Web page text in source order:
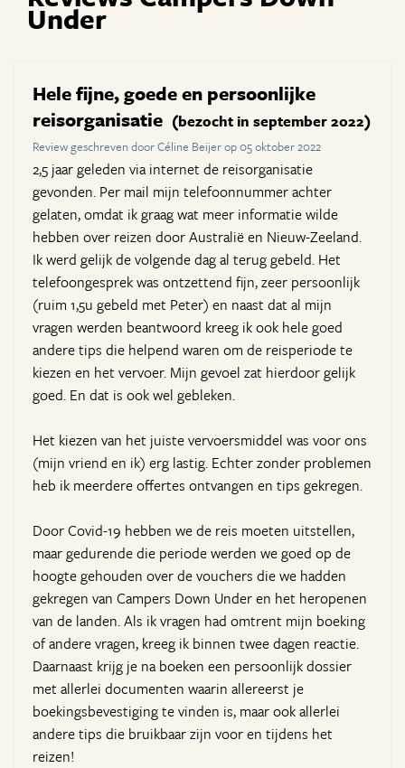
Under
Hele fijne, goede en persoonlijke
reisorganisatie (bezocht in september 2022)
Review geschreven door Céline Beijer op 05 oktober 2022
2,5 jaar geleden via internet de reisorganisatie
gevonden. Per mail mijn telefoonnummer achter
gelaten, omdat ik graag wat meer informatie wilde
hebben over reizen door Australië en Nieuw-Zeeland.
Ik werd gelijk de volgende dag al terug gebeld. Het
telefoongesprek was ontzettend fijn, zeer persoonlijk
(ruim 1,5u gebeld met Peter) en naast dat al mijn
vragen werden beantwoord kreeg ik ook hele goed
andere tips die helpend waren om de reisperiode te
kiezen en het vervoer. Mijn gevoel zat hierdoor gelijk
goed. En dat is ook wel gebleken.
Het kiezen van het juiste vervoersmiddel was voor ons
(mijn vriend en ik) erg lastig. Echter zonder problemen
heb ik meerdere offertes ontvangen en tips gekregen.
Door Covid-19 hebben we de reis moeten uitstellen,
maar gedurende die periode werden we goed op de
hoogte gehouden over de vouchers die we hadden
gekregen van Campers Down Under en het heropenen
van de landen. Als ik vragen had omtrent mijn boeking
of andere vragen, kreeg ik binnen twee dagen reactie.
Daarnaast krijg je na boeken een persoonlijk dossier
met allerlei documenten waarin allereerst je
boekingsbevestiging te vinden is, maar ook allerlei
andere tips die bruikbaar zijn voor en tijdens het
reizen!